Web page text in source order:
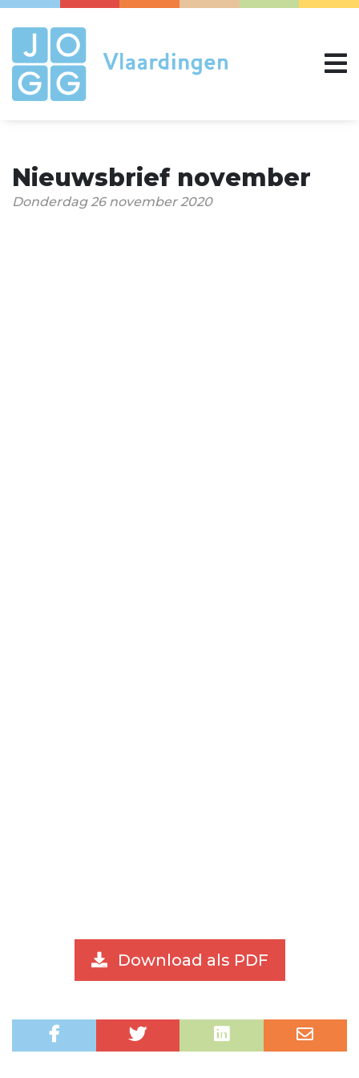
Nieuwsbrief november
Donderdag 26 november 2020
Download als PDF